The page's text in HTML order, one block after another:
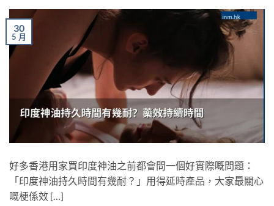
30
5 月
好多香港用家買印度神油之前都會問一個好實際嘅問題：
「印度神油持久時間有幾耐？」用得延時產品，大家最關心
嘅梗係效 […]